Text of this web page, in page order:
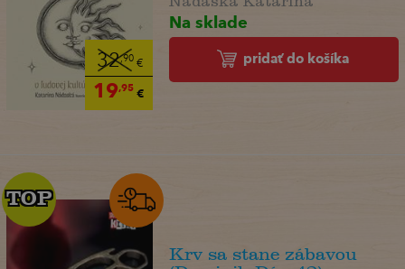
32,90€
19,95€
Na sklade
pridať do košíka
TOP
TOP
Krv sa stane zábavou